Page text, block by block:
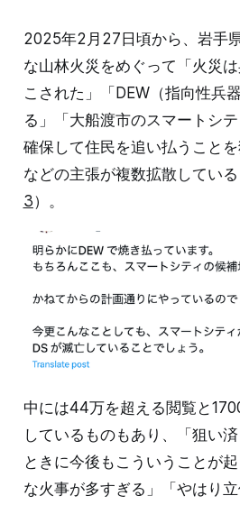
2025年2月27日頃から、岩手
な山林火災をめぐって「火災
こされた」「DEW（指向性兵
る」「大船渡市のスマートシ
確保して住民を追い払うことを
などの主張が複数拡散している
3）。
中には44万を超える閲覧と
しているものもあり、「狙い
ときに今後もこういうことが
な火事が多すぎる」「やはり